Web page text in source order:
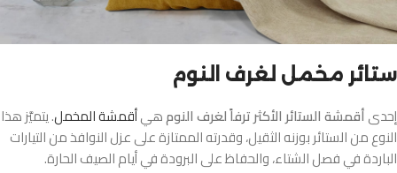
ستائر مخمل لغرف النوم
إحدىأقمشة الستائر الأكثر ترفاً لغرف النومهيأقمشة المخمل. يتميَّز هذا
النوع من الستائر بوزنه الثقيل، وقدرته الممتازة على عزل النوافذ من التيارات
الباردة في فصل الشتاء، والحفاظ على البرودة في أيام الصيف الحارة.